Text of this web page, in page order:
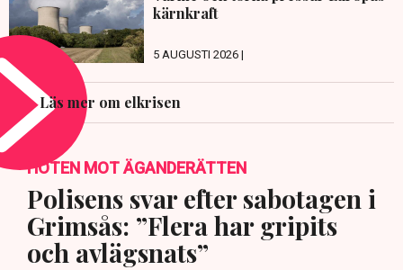
kärnkraft
5 AUGUSTI 2026 |
Läs mer om elkrisen
HOTEN MOT ÄGANDERÄTTEN
Polisens svar efter sabotagen i
Grimsås: ”Flera har gripits
och avlägsnats”